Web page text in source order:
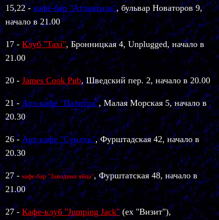
15,22 - кафе-бар "Атлантида", бульвар Новаторов 9,
начало в 21.00
17 - Клуб "Taxi", Бронницкая 4, Unplugged, начало в
21.00
20 - James Cook Pub, Шведский пер. 2, начало в 20.00
21 - Арт-кафе "Палитра", Малая Морская 5, начало в
20.30
26 - Арт-кафе "Сундук",Фурштадская 42, начало в
20.30
27 - кафе-бар "Заводные яйца", Фурштатская 48, начало в
21.00
27 - Кафе-клуб "Jumping Jack" (ex "Визит"),